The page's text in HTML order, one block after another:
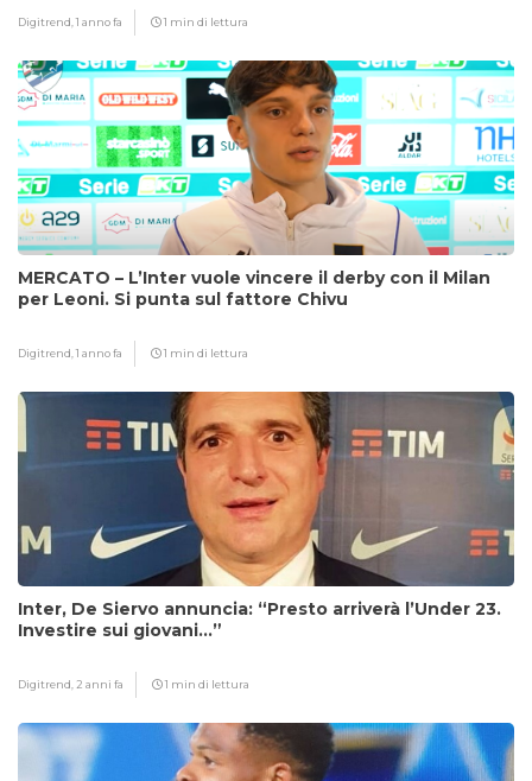
Digitrend,1 anno fa 1 min di lettura
MERCATO – L’Inter vuole vincere il derby con il Milan
per Leoni. Si punta sul fattore Chivu
Digitrend,1 anno fa 1 min di lettura
Inter, De Siervo annuncia: “Presto arriverà l’Under 23.
Investire sui giovani…”
Digitrend, 2 anni fa 1 min di lettura